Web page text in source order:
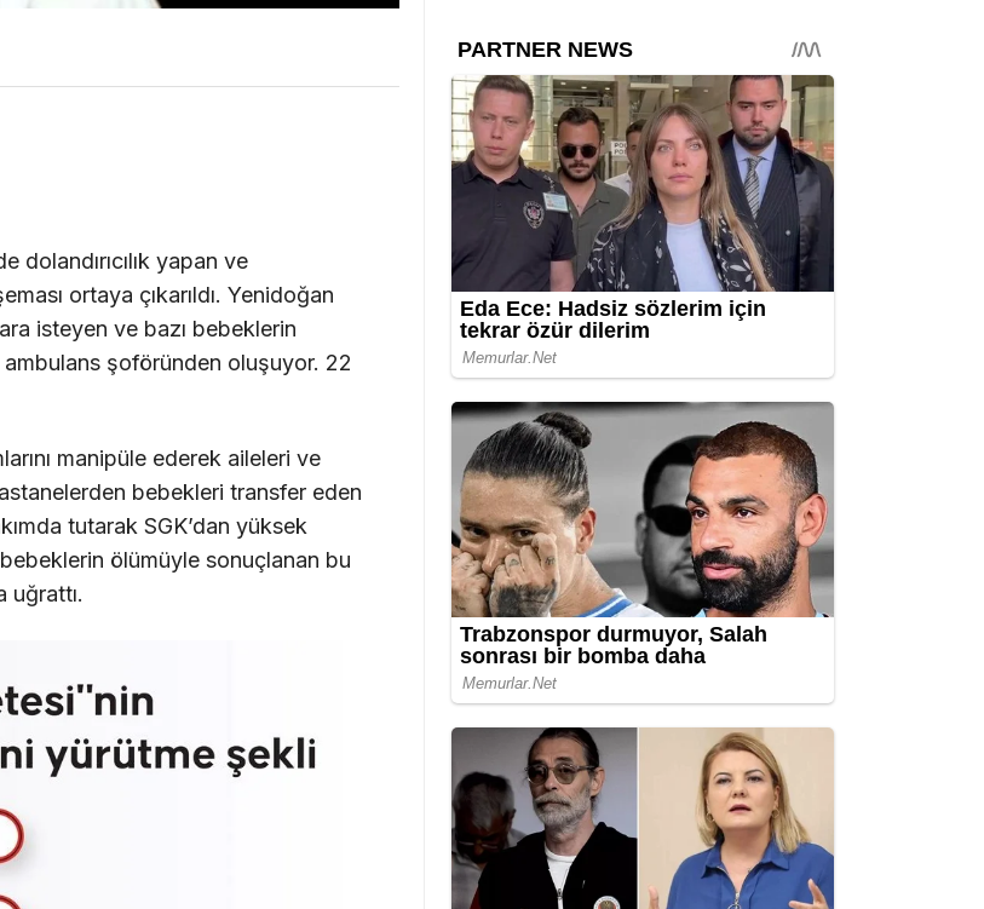
yapan ve
ortaya çıkarıldı. Yenidoğan
isteyen ve bazı bebeklerin
şoföründen oluşuyor. 22
manipüle ederek aileleri ve
bebekleri transfer eden
tutarak SGK’dan yüksek
ölümüyle sonuçlanan bu
uğrattı.